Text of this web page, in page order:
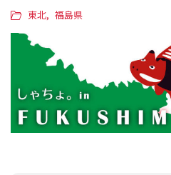
東北
福島県